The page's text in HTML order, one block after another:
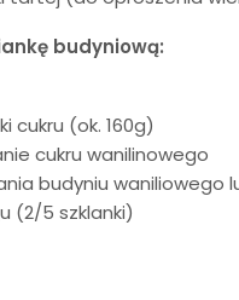
budyniową:
cukru (ok. 160g)
cukru wanilinowego
budyniu waniliowego
(2/5 szklanki)